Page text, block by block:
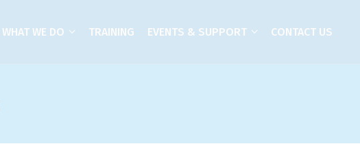
WHAT WE DO TRAINING EVENTS & SUPPORT CONTACT US